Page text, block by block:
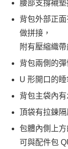
腰部支撐襯
背包外部正
做拼接，
附有壓縮織
背包兩側的
U 形開口的
背包主袋內
頂袋有拉鍊
包體內側上方
可與配件包